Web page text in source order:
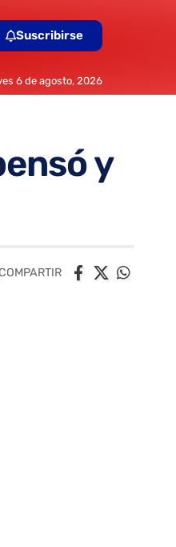
Suscribirse
6 de agosto, 2026
y